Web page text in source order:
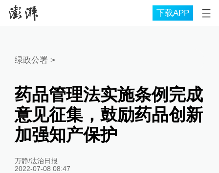
下载APP
绿政公署 >
药品管理法实施条例完成
意见征集，鼓励药品创新
加强知产保护
万静/法治日报
2022-07-08 08:47